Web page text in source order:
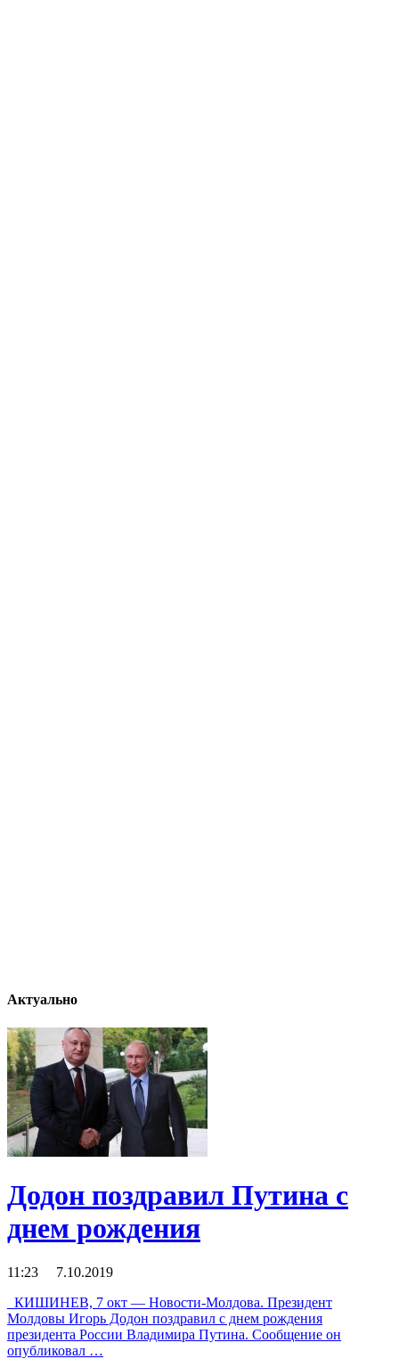
Актуально
Додон поздравил Путина с
днем рождения
11:23 7.10.2019
КИШИНЕВ, 7 окт — Новости-Молдова. Президент
Молдовы Игорь Додон поздравил с днем рождения
президента России Владимира Путина. Сообщение он
опубликовал …